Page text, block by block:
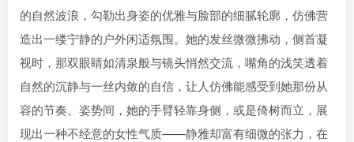
的自然波浪，勾勒出身姿的优雅与脸部的细腻轮廓，仿佛营
造出一缕宁静的户外闲适氛围。她的发丝微微拂动，侧首凝
视时，那双眼睛如清泉般与镜头悄然交流，嘴角的浅笑透着
自然的沉静与一丝内敛的自信，让人仿佛能感受到她那份从
容的节奏。姿势间，她的手臂轻靠身侧，或是倚树而立，展
现出一种不经意的女性气质——静雅却富有细微的张力，在